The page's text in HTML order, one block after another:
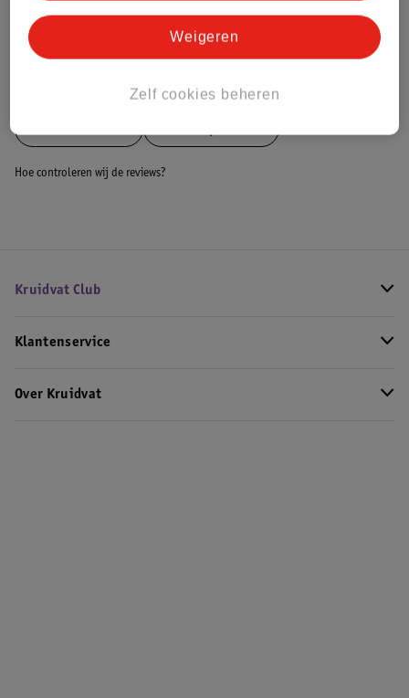
Bestel & Bezorginformatie
Hoe controleren wij de reviews?
Kruidvat Club
Klantenservice
Over Kruidvat
Zelf cookies beheren
Weigeren